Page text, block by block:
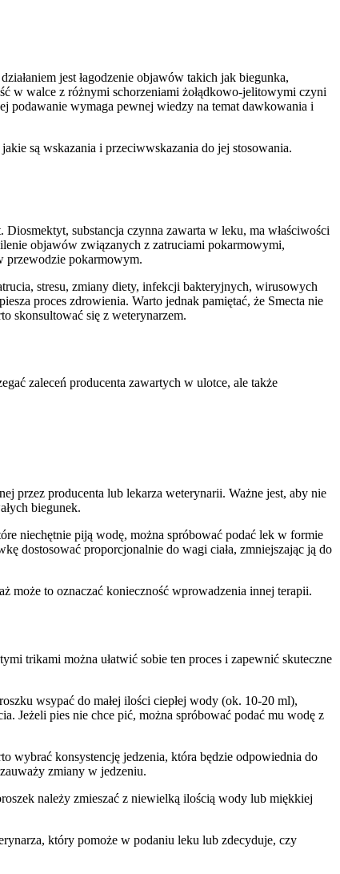
jest łagodzenie objawów takich jak biegunka,
w walce z różnymi schorzeniami żołądkowo-jelitowymi czyni
podawanie wymaga pewnej wiedzy na temat dawkowania i
są wskazania i przeciwwskazania do jej stosowania.
substancja czynna zawarta w leku, ma właściwości
objawów związanych z zatruciami pokarmowymi,
przewodzie pokarmowym.
stresu, zmiany diety, infekcji bakteryjnych, wirusowych
proces zdrowienia. Warto jednak pamiętać, że Smecta nie
skonsultować się z weterynarzem.
zaleceń producenta zawartych w ulotce, ale także
przez producenta lub lekarza weterynarii. Ważne jest, aby nie
biegunek.
niechętnie piją wodę, można spróbować podać lek w formie
dostosować proporcjonalnie do wagi ciała, zmniejszając ją do
może to oznaczać konieczność wprowadzenia innej terapii.
trikami można ułatwić sobie ten proces i zapewnić skuteczne
wsypać do małej ilości ciepłej wody (ok. 10-20 ml),
Jeżeli pies nie chce pić, można spróbować podać mu wodę z
wybrać konsystencję jedzenia, która będzie odpowiednia do
zmiany w jedzeniu.
należy zmieszać z niewielką ilością wody lub miękkiej
który pomoże w podaniu leku lub zdecyduje, czy